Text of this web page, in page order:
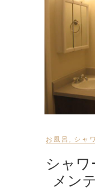
お風呂 シャ
シャワ
メン